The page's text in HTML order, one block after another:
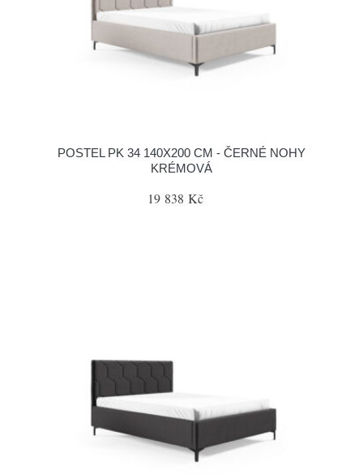
POSTEL PK 34 140X200 CM - ČERNÉ NOHY
KRÉMOVÁ
19 838 Kč